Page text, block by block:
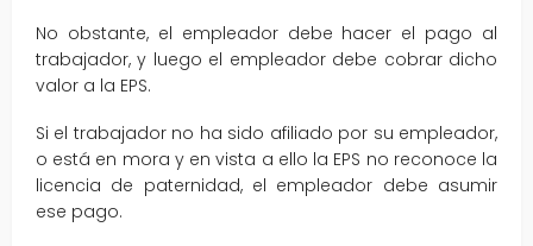
No obstante, el empleador debe hacer el pago al
trabajador, y luego el empleador debe cobrar dicho
valor a la EPS.
Si el trabajador no ha sido afiliado por su empleador,
o está en mora y en vista a ello la EPS no reconoce la
licencia de paternidad, el empleador debe asumir
ese pago.